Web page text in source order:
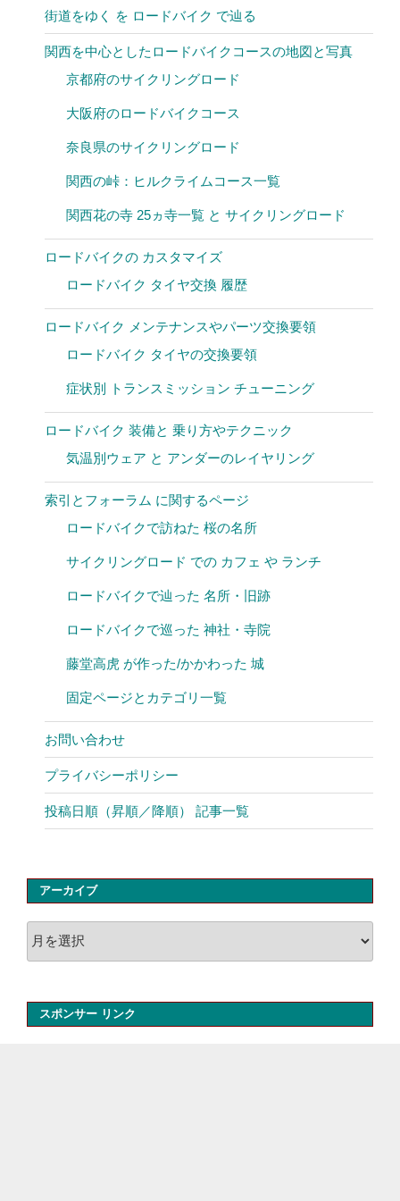
街道をゆく を ロードバイク で辿る
関西を中心としたロードバイクコースの地図と写真
京都府のサイクリングロード
大阪府のロードバイクコース
奈良県のサイクリングロード
関西の峠：ヒルクライムコース一覧
関西花の寺 25ヵ寺一覧 と サイクリングロード
ロードバイクの カスタマイズ
ロードバイク タイヤ交換 履歴
ロードバイク メンテナンスやパーツ交換要領
ロードバイク タイヤの交換要領
症状別 トランスミッション チューニング
ロードバイク 装備と 乗り方やテクニック
気温別ウェア と アンダーのレイヤリング
索引とフォーラム に関するページ
ロードバイクで訪ねた 桜の名所
サイクリングロード での カフェ や ランチ
ロードバイクで辿った 名所・旧跡
ロードバイクで巡った 神社・寺院
藤堂高虎 が作った/かかわった 城
固定ページとカテゴリ一覧
お問い合わせ
プライバシーポリシー
投稿日順（昇順／降順） 記事一覧
アーカイブ
ー
スポンサー リンク